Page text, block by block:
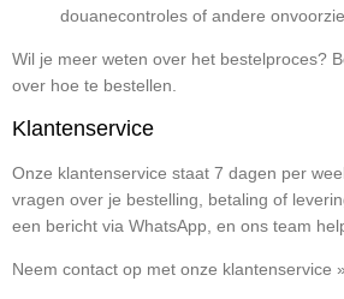
douanecontroles of andere
Wil je meer weten over het bestelproces?
over hoe te bestellen.
Klantenservice
Onze klantenservice staat 7 dagen per
vragen over je bestelling, betaling of
een bericht via WhatsApp, en ons team
Neem contact op met onze klantenservice »